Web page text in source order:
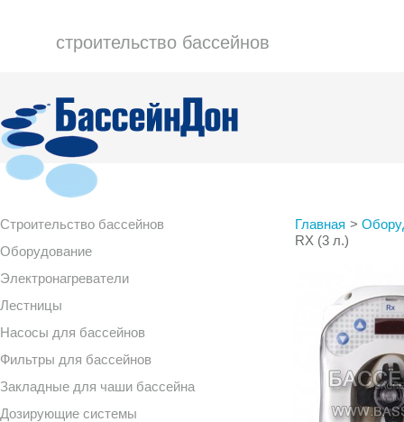
строительство бассейнов
Строительство бассейнов
Оборудование
Электронагреватели
Лестницы
Насосы для бассейнов
Фильтры для бассейнов
Закладные для чаши бассейна
Дозирующие системы
Главная >
RX (3 л.)